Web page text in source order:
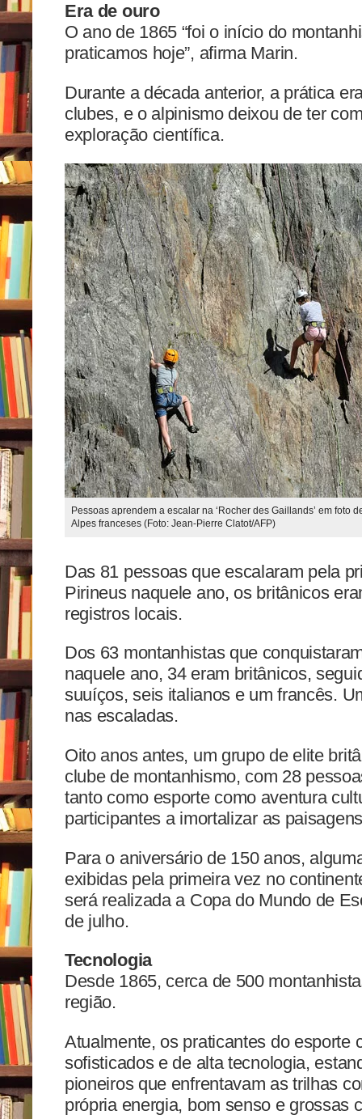
Era de ouro
O ano de 1865 “foi o início do
praticamos hoje”, afirma Marin.
Durante a década anterior, a prática
clubes, e o alpinismo deixou de ter
exploração científica.
Pessoas aprendem a escalar na ‘Rocher des Gaillands’ em foto
Alpes franceses (Foto: Jean-Pierre Clatot/AFP)
Das 81 pessoas que escalaram pela
Pirineus naquele ano, os britânicos
registros locais.
Dos 63 montanhistas que
naquele ano, 34 eram britânicos,
suuíços, seis italianos e um francês.
nas escaladas.
Oito anos antes, um grupo de elite
clube de montanhismo, com 28
tanto como esporte como aventura
participantes a imortalizar as
Para o aniversário de 150 anos,
exibidas pela primeira vez no
será realizada a Copa do Mundo de
de julho.
Tecnologia
Desde 1865, cerca de 500
região.
Atualmente, os praticantes do esporte
sofisticados e de alta tecnologia,
pioneiros que enfrentavam as trilhas
própria energia, bom senso e grossas